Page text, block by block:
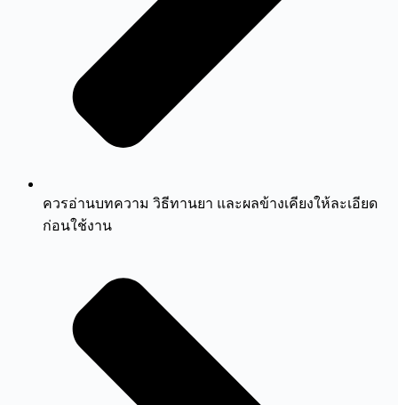
ควรอ่านบทความ วิธีทานยา และผลข้างเคียงให้ละเอียด
ก่อนใช้งาน